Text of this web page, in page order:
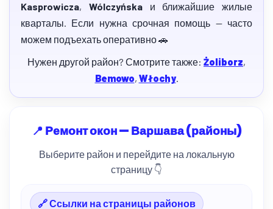
Kasprowicza, Wólczyńskaи ближайшие жилые
кварталы. Если нужна срочная помощь — часто
можем подъехать оперативно 🚗
Нужен другой район? Смотрите также: Żoliborz,
Bemowo, Włochy.
📍 Ремонт окон — Варшава (районы)
Выберите район и перейдите на локальную
страницу 👇
🔗 Ссылки на страницы районов